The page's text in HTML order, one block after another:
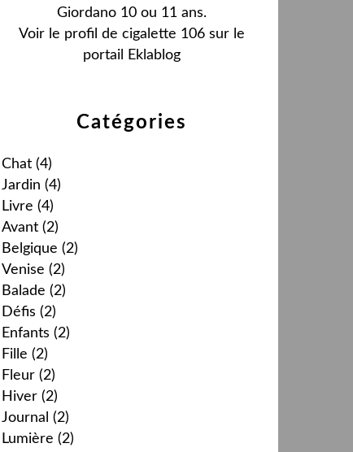
Catégories
Chat (4)
Jardin (4)
Livre (4)
Avant (2)
Belgique (2)
Venise (2)
Balade (2)
Défis (2)
Enfants (2)
Fille (2)
Fleur (2)
Hiver (2)
Journal (2)
Lumière (2)
Giordano 10 ou 11 ans.
Voir le profil de cigalette 106 sur le
portail Eklablog